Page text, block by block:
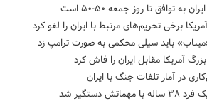
توافق تا روز جمعه ۵۰-۵۰ است
برخی تحریم‌های مرتبط با ایران را لغو کرد
باید سیلی محکمی به صورت ترامپ زد
آمریکا مقابل ایران را فاش کرد
در آمار تلفات جنگ با ایران
دستگیر شد